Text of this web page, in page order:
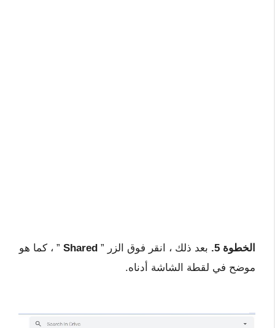
الخطوة 5. بعد ذلك ، انقر فوق الزر ” Shared ” ، كما هو
موضح في لقطة الشاشة أدناه.